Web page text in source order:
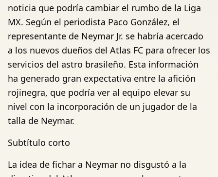
noticia que podría cambiar el rumbo de la Liga
MX. Según el periodista Paco González, el
representante de Neymar Jr. se habría acercado
a los nuevos dueños del Atlas FC para ofrecer los
servicios del astro brasileño. Esta información
ha generado gran expectativa entre la afición
rojinegra, que podría ver al equipo elevar su
nivel con la incorporación de un jugador de la
talla de Neymar.
Subtítulo corto
La idea de fichar a Neymar no disgustó a la